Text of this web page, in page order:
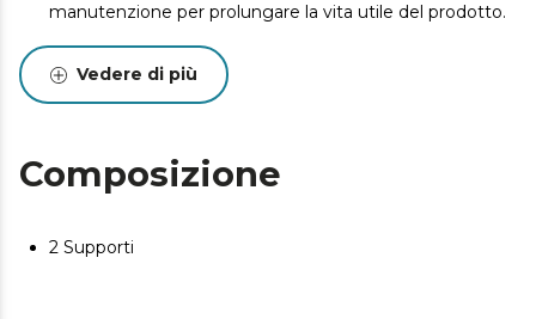
manutenzione per prolungare la vita utile del prodotto.
Vedere di più
Composizione
2 Supporti